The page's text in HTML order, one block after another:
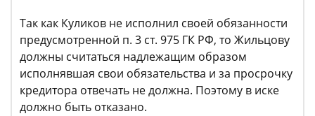
Так как Куликов не исполнил своей обязанности
предусмотренной п. 3 ст. 975 ГК РФ, то Жильцову
должны считаться надлежащим образом
исполнявшая свои обязательства и за просрочку
кредитора отвечать не должна. Поэтому в иске
должно быть отказано.